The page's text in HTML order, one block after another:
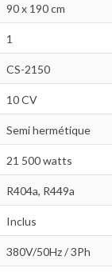
90 x 190 cm
1
CS-2150
10 CV
Semi hermétique
21 500 watts
R404a, R449a
Inclus
380V/50Hz / 3Ph